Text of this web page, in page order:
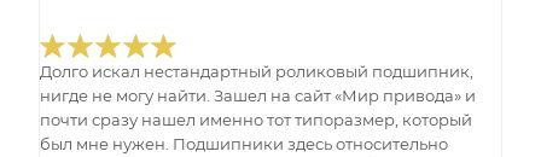
Долго искал нестандартный роликовый подшипник,
нигде не могу найти. Зашел на сайт «Мир привода» и
почти сразу нашел именно тот типоразмер, который
был мне нужен. Подшипники здесь относительно